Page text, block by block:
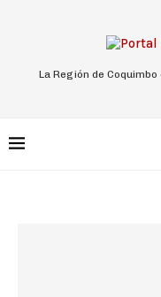
La Región de